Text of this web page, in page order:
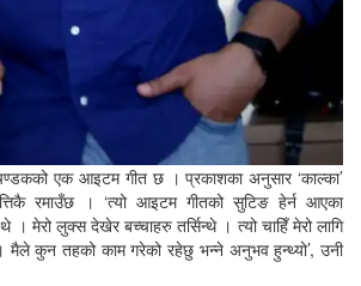
एक आइटम गीत छ । प्रकाशका अनुसार ‘काल्का’
रमाउँछ । ‘त्यो आइटम गीतको सुटिङ हेर्न आएका
। मेरो लुक्स देखेर बच्चाहरु तर्सिन्थे । त्यो चाहिँ मेरो लागि
मैले कुन तहको काम गरेको रहेछु भन्ने अनुभव हुन्थ्यो’, उनी